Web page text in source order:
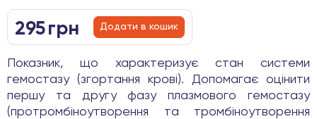
295грн Додати в кошик
Показник, що характеризує стан системи
гемостазу (згортання крові). Допомагає оцінити
першу та другу фазу плазмового гемостазу
(протромбіноутворення та тромбіноутворення